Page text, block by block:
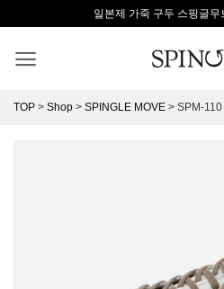
content
일본제 가죽 구두 스핑글무
TOP > Shop > SPINGLE MOVE > SPM-